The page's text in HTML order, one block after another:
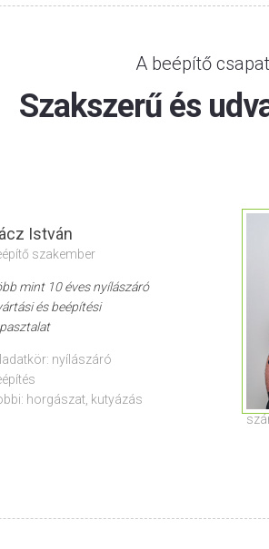
A beépítő csapat
Szakszerű és
István
szakember
mint 10 éves nyílászáró
és beépítési
nyílászáró
horgászat, kutyázás